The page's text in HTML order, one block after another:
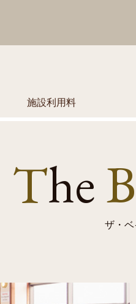
施設利用料
TheB
ザ・